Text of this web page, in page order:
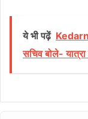
ये भी पढ़ें
सचिव बोले-